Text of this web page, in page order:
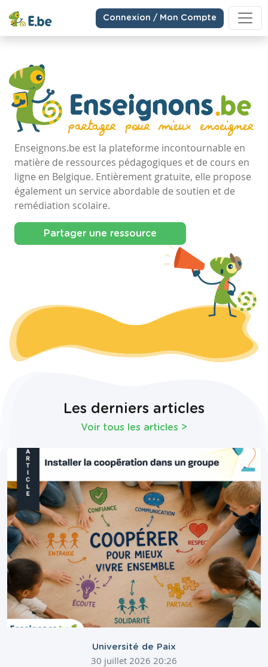
Connexion / Mon Compte
Enseignons.be est la plateforme incontournable en
matière de ressources pédagogiques et de cours en
ligne en Belgique. Entièrement gratuite, elle propose
également un service abordable de soutien et de
remédiation scolaire.
Partager une ressource
Les derniers articles
Voir tous les articles >
Université de Paix
30 juillet 2026 20:26